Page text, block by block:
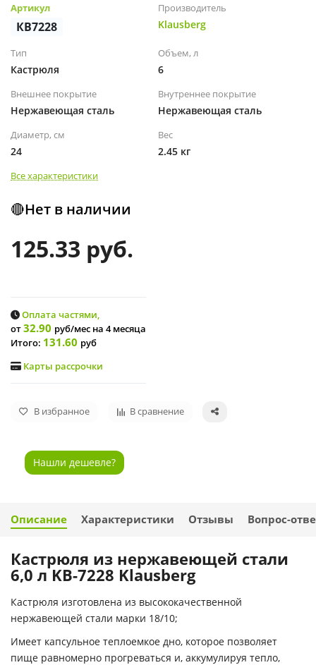
Артикул
КВ7228
Производитель
Klausberg
Тип
Кастрюля
Объем, л
6
Внешнее покрытие
Нержавеющая сталь
Внутреннее покрытие
Нержавеющая сталь
Диаметр, см
24
Вес
2.45 кг
Все характеристики
🔴Нет в наличии
125.33 руб.
Оплата частями,
от32.90 руб/мес на 4 месяца
Итого: 131.60 руб
Карты рассрочки
В избранное В сравнение
Нашли дешевле?
Описание Характеристики Отзывы Вопрос-
Кастрюля из нержавеющей стали
6,0 л KB-7228 Klausberg
Кастрюля изготовлена из высококачественной
нержавеющей стали марки 18/10;
Имеет капсульное теплоемкое дно, которое позволяет
пище равномерно прогреваться и, аккумулируя тепло,